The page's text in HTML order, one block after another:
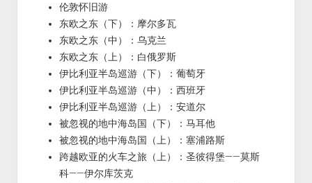
伦敦怀旧游
东欧之东（下）：摩尔多瓦
东欧之东（中）：乌克兰
东欧之东（上）：白俄罗斯
伊比利亚半岛巡游（下）：葡萄牙
伊比利亚半岛巡游（中）：西班牙
伊比利亚半岛巡游（上）：安道尔
被忽视的地中海岛国（下）：马耳他
被忽视的地中海岛国（上）：塞浦路斯
跨越欧亚的火车之旅（上）：圣彼得堡——莫斯
科——伊尔库茨克